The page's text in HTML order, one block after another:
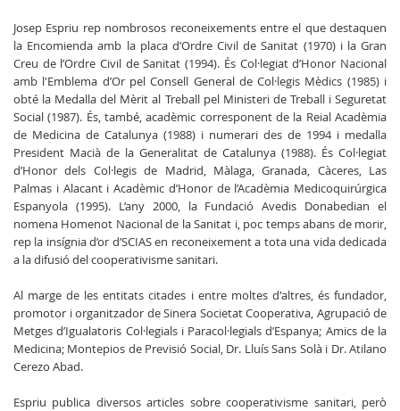
Josep Espriu rep nombrosos reconeixements entre el que destaquen
la Encomienda amb la placa d’Ordre Civil de Sanitat (1970) i la Gran
Creu de l’Ordre Civil de Sanitat (1994). És Col·legiat d’Honor Nacional
amb l'Emblema d’Or pel Consell General de Col·legis Mèdics (1985) i
obté la Medalla del Mèrit al Treball pel Ministeri de Treball i Seguretat
Social (1987). És, també, acadèmic corresponent de la Reial Acadèmia
de Medicina de Catalunya (1988) i numerari des de 1994 i medalla
President Macià de la Generalitat de Catalunya (1988). És Col·legiat
d’Honor dels Col·legis de Madrid, Màlaga, Granada, Càceres, Las
Palmas i Alacant i Acadèmic d’Honor de l’Acadèmia Medicoquirúrgica
Espanyola (1995). L’any 2000, la Fundació Avedis Donabedian el
nomena Homenot Nacional de la Sanitat i, poc temps abans de morir,
rep la insígnia d’or d’SCIAS en reconeixement a tota una vida dedicada
a la difusió del cooperativisme sanitari.
Al marge de les entitats citades i entre moltes d'altres, és fundador,
promotor i organitzador de Sinera Societat Cooperativa, Agrupació de
Metges d’Igualatoris Col·legials i Paracol·legials d’Espanya; Amics de la
Medicina; Montepios de Previsió Social, Dr. Lluís Sans Solà i Dr. Atilano
Cerezo Abad.
Espriu publica diversos articles sobre cooperativisme sanitari, però